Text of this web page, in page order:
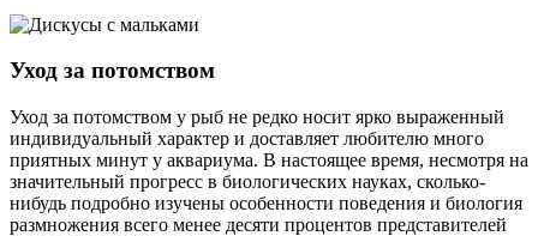
Уход за потомством
Уход за потомством у рыб не редко носит ярко выраженный
индивидуальный характер и доставляет любителю много
приятных минут у аквариума. В настоящее время, несмотря на
значительный прогресс в биологических науках, сколько-
нибудь подробно изучены особенности поведения и биология
размножения всего менее десяти процентов представителей